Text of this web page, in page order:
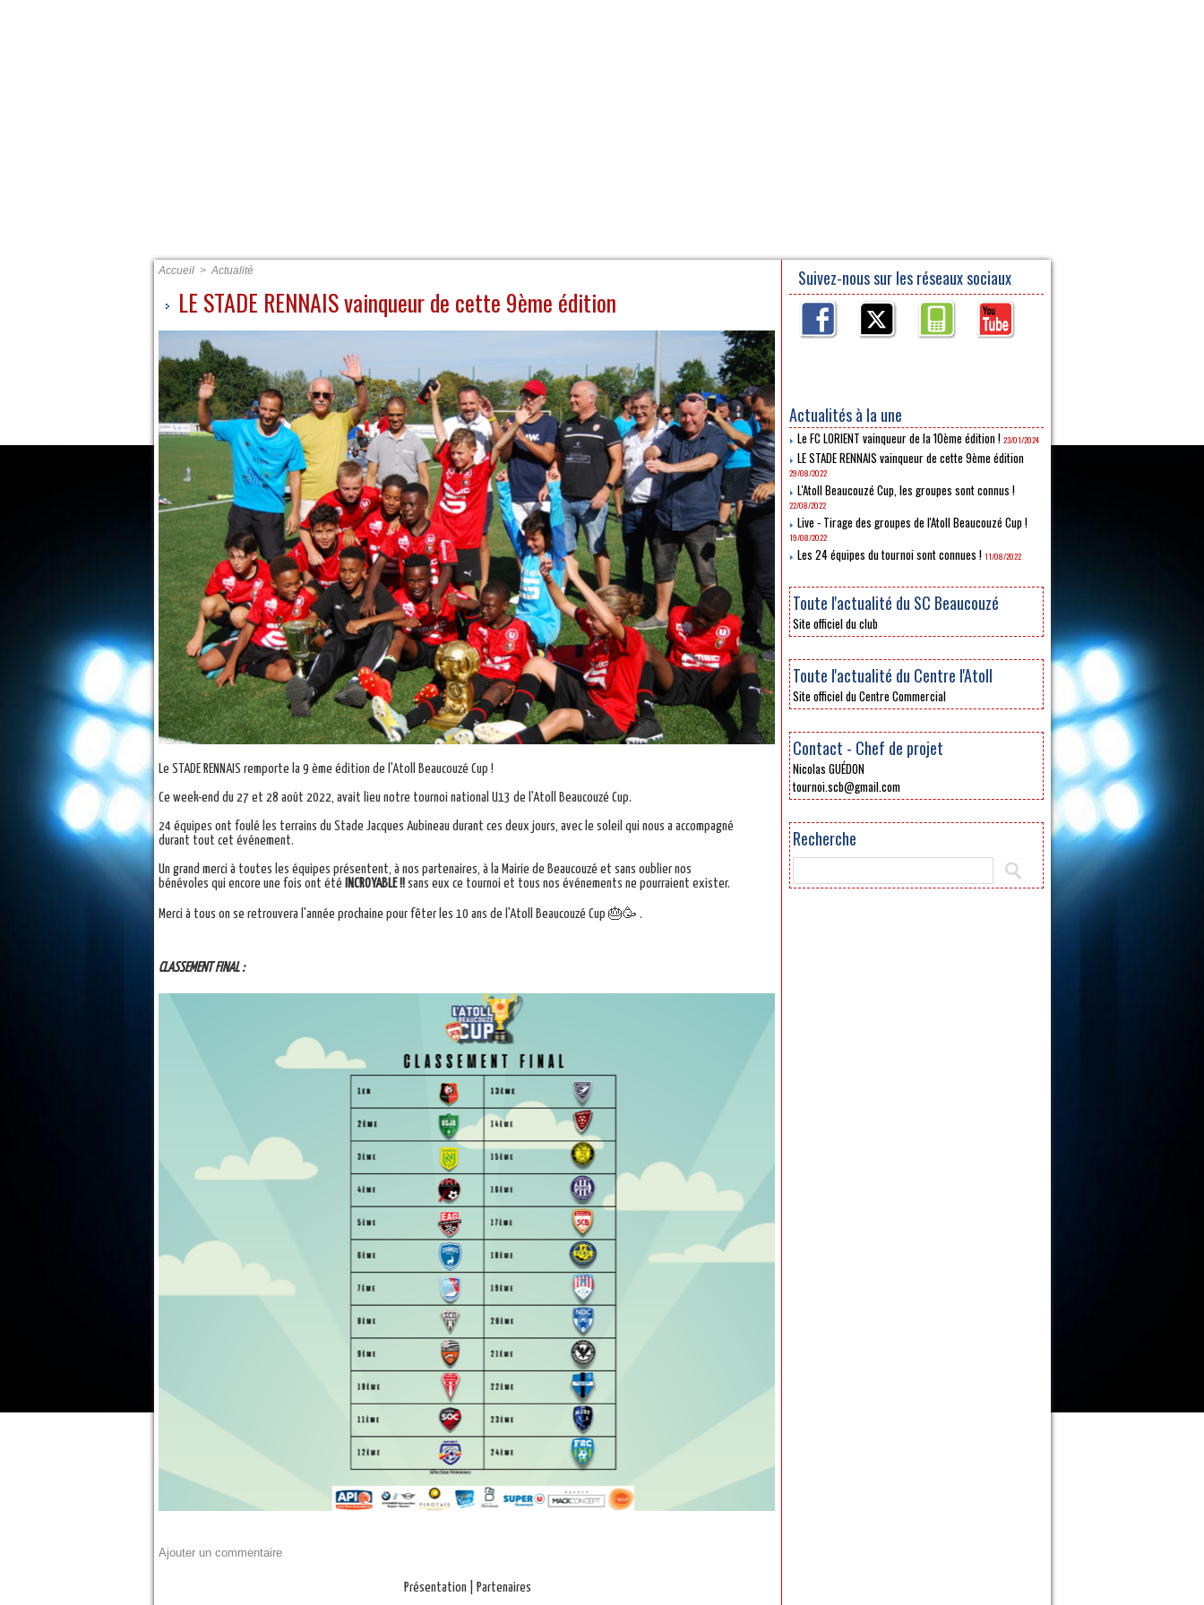
Accueil > Actualité
LE STADE RENNAIS vainqueur de cette 9ème édition
Le STADE RENNAIS remporte la 9 ème édition de l'Atoll Beaucouzé Cup !
Ce week-end du 27 et 28 août 2022, avait lieu notre tournoi national U13 de l'Atoll Beaucouzé Cup.
24 équipes ont foulé les terrains du Stade Jacques Aubineau durant ces deux jours, avec le soleil qui nous a accompagné
durant tout cet événement.
Un grand merci à toutes les équipes présentent, à nos partenaires, à la Mairie de Beaucouzé et sans oublier nos
bénévoles qui encore une fois ont été INCROYABLE !!sans eux ce tournoi et tous nos événements ne pourraient exister.
Merci à tous on se retrouvera l'année prochaine pour fêter les 10 ans de l'Atoll Beaucouzé Cup 🎂🥳 .
CLASSEMENT FINAL :
Ajouter un commentaire
Présentation Partenaires
Suivez-nous sur les réseaux sociaux
Actualités à la une
Le FC LORIENT vainqueur de la 10ème édition ! 23/01/2024
LE STADE RENNAIS vainqueur de cette 9ème édition
29/08/2022
L'Atoll Beaucouzé Cup, les groupes sont connus !
22/08/2022
Live - Tirage des groupes de l'Atoll Beaucouzé Cup !
19/08/2022
Les 24 équipes du tournoi sont connues ! 11/08/2022
Toute l'actualité du SC Beaucouzé
Site officiel du club
Toute l'actualité du Centre l'Atoll
Site officiel du Centre Commercial
Contact - Chef de projet
Nicolas GUÉDON
tournoi.scb@gmail.com
Recherche